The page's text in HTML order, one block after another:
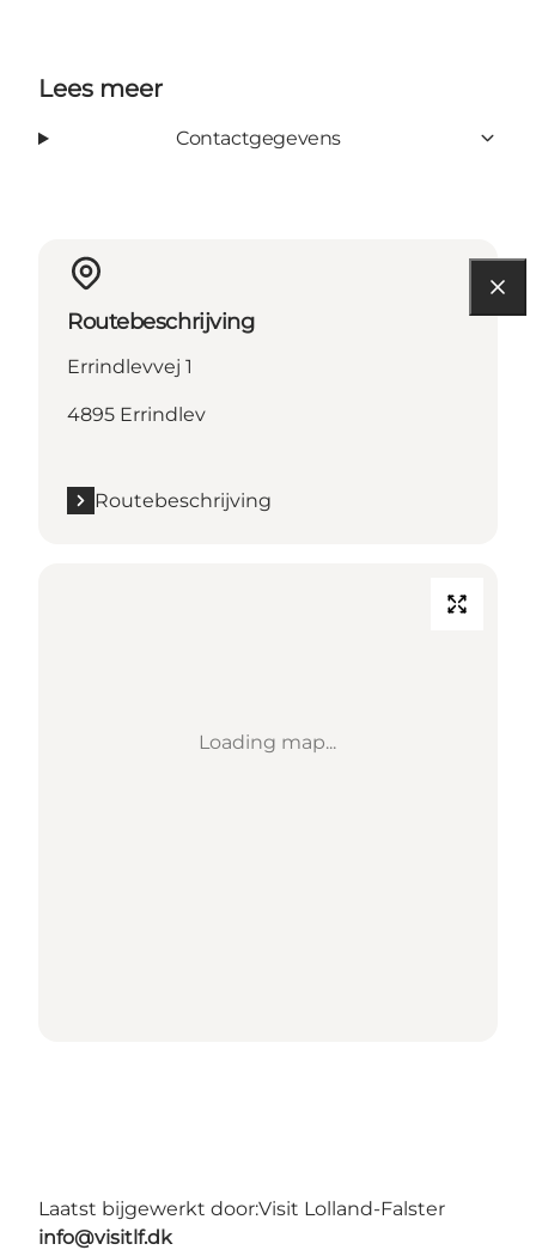
Lees meer
Contactgegevens
Routebeschrijving
Errindlevvej 1
4895 Errindlev
Routebeschrijving
Loading map...
Laatst bijgewerkt door:Visit Lolland-Falster
info@visitlf.dk